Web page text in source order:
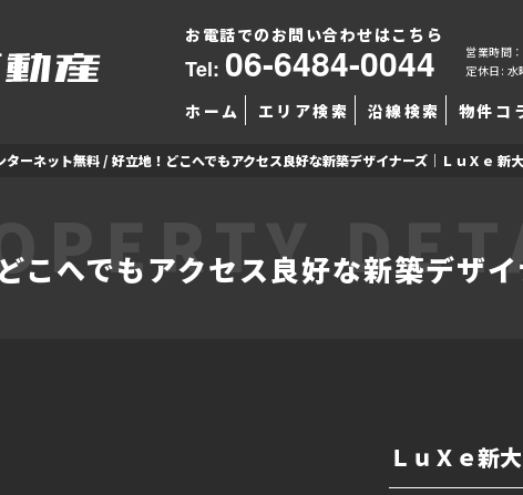
お電話でのお問い合わせはこちら
Tel: 06-6484-0044
営業時間
定休日: 水
ホーム エリア検索 沿線検索 物件コ
ターネット無料 / 好立地！どこへでもアクセス良好な新築デザイナーズ｜ＬｕＸｅ 新
こへでもアクセス良好な新築デザ
ＬｕＸｅ新